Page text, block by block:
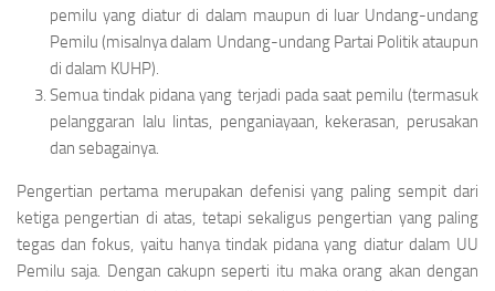
pemilu yang diatur di dalam maupun di luar Undang-undang
Pemilu (misalnya dalam Undang-undang Partai Politik ataupun
di dalam KUHP).
Semua tindak pidana yang terjadi pada saat pemilu (termasuk
pelanggaran lalu lintas, penganiayaan, kekerasan, perusakan
dan sebagainya.
Pengertian pertama merupakan defenisi yang paling sempit dari
ketiga pengertian di atas, tetapi sekaligus pengertian yang paling
tegas dan fokus, yaitu hanya tindak pidana yang diatur dalam UU
Pemilu saja. Dengan cakupn seperti itu maka orang akan dengan